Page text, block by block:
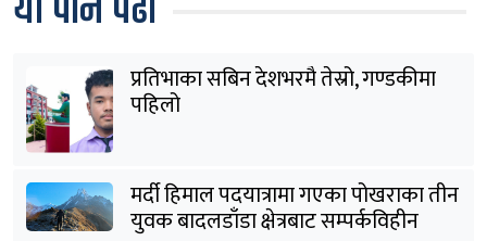
प्रतिभाका सबिन देशभरमै तेस्रो, गण्डकीमा
पहिलो
मर्दी हिमाल पदयात्रामा गएका पोखराका तीन
युवक बादलडाँडा क्षेत्रबाट सम्पर्कविहीन